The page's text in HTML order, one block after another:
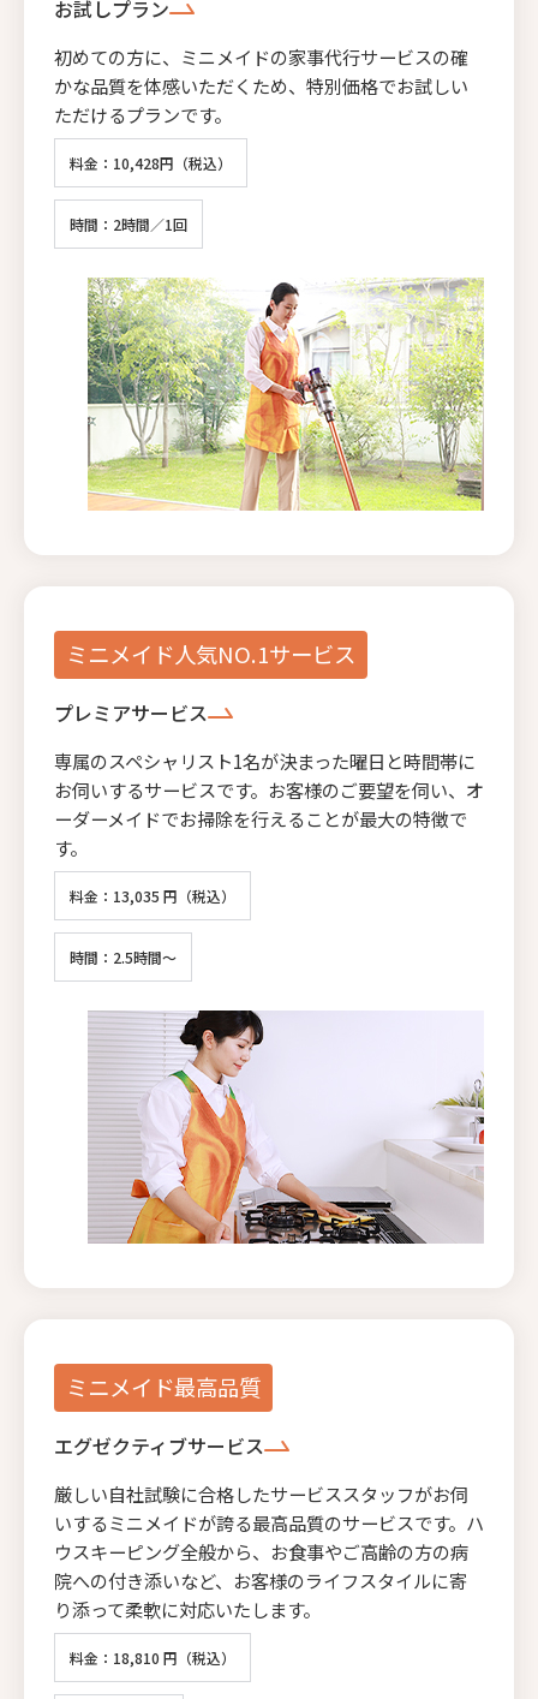
お試しプラン
初めての方に、ミニメイドの家事代行サービスの確
かな品質を体感いただくため、特別価格でお試しい
ただけるプランです。
料金：10,428円（税込）
時間：2時間／1回
ミニメイド人気NO.1サービス
プレミアサービス
専属のスペシャリスト1名が決まった曜日と時間帯に
お伺いするサービスです。お客様のご要望を伺い、オ
ーダーメイドでお掃除を行えることが最大の特徴で
す。
料金：13,035 円（税込）
時間：2.5時間～
ミニメイド最高品質
エグゼクティブサービス
厳しい自社試験に合格したサービススタッフがお伺
いするミニメイドが誇る最高品質のサービスです。ハ
ウスキーピング全般から、お食事やご高齢の方の病
院への付き添いなど、お客様のライフスタイルに寄
り添って柔軟に対応いたします。
料金：18,810 円（税込）